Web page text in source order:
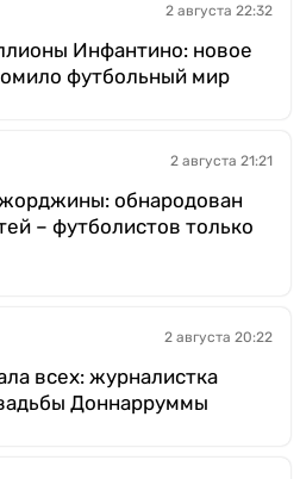
2 августа 22:32
Инфантино: новое
футбольный мир
2 августа 21:21
обнародован
– футболистов только
2 августа 20:22
всех: журналистка
Доннарруммы